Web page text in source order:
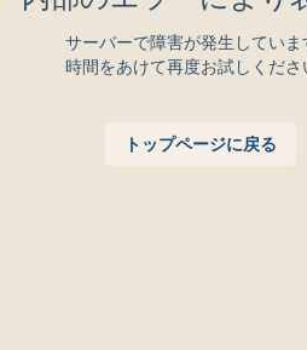
サーバーで障害が発生していま
時間をあけて再度お試しくださ
トップページに戻る